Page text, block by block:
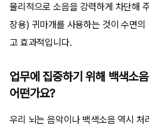
물리적으로 소음을 강력하게 차단해
장용) 귀마개를 사용하는 것이 수면의
고 효과적입니다.
업무에 집중하기 위해 백색소
어떤가요?
우리 뇌는 음악이나 백색소음 역시 처